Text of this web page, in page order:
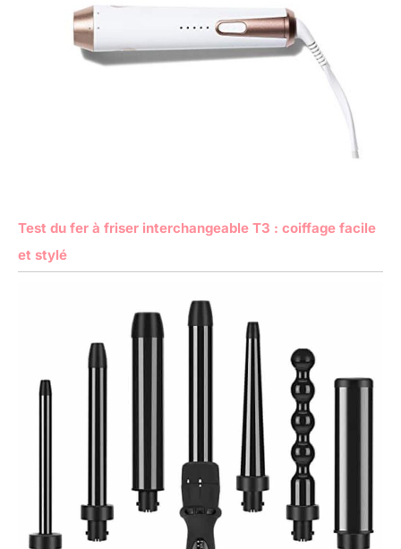
Test du fer à friser interchangeable T3 : coiffage facile
et stylé